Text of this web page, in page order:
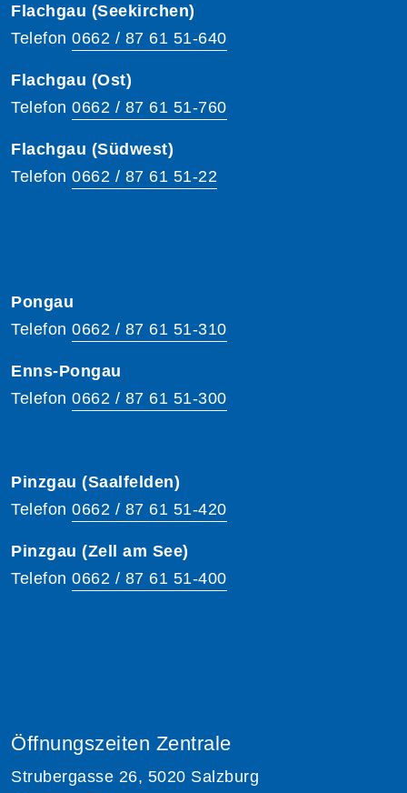
Flachgau (Seekirchen)
Telefon 0662 / 87 61 51-640
Flachgau (Ost)
Telefon 0662 / 87 61 51-760
Flachgau (Südwest)
Telefon 0662 / 87 61 51-22
Pongau
Telefon 0662 / 87 61 51-310
Enns-Pongau
Telefon 0662 / 87 61 51-300
Pinzgau (Saalfelden)
Telefon 0662 / 87 61 51-420
Pinzgau (Zell am See)
Telefon 0662 / 87 61 51-400
Öffnungszeiten Zentrale
Strubergasse 26, 5020 Salzburg